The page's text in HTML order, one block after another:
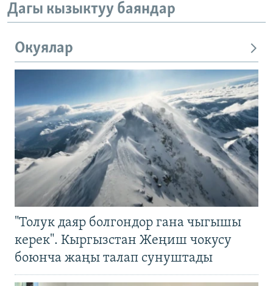
Дагы кызыктуу баяндар
Окуялар
"Толук даяр болгондор гана чыгышы
керек". Кыргызстан Жеңиш чокусу
боюнча жаңы талап сунуштады